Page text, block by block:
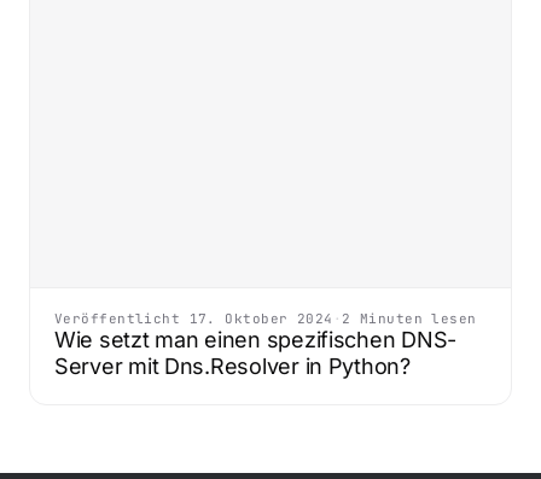
Veröffentlicht 17. Oktober 2024 · 2 Minuten lesen
Wie setzt man einen spezifischen DNS-
Server mit Dns.Resolver in Python?